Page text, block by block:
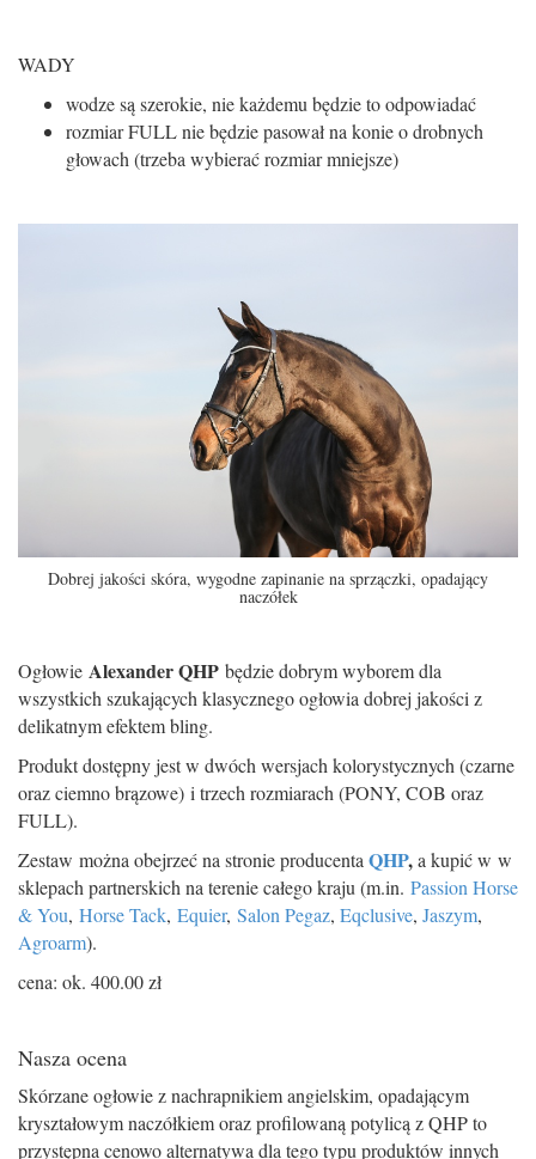
WADY
wodze są szerokie, nie każdemu będzie to odpowiadać
rozmiar FULL nie będzie pasował na konie o drobnych
głowach (trzeba wybierać rozmiar mniejsze)
Dobrej jakości skóra, wygodne zapinanie na sprzączki, opadający
naczółek
Ogłowie Alexander QHP będzie dobrym wyborem dla
wszystkich szukających klasycznego ogłowia dobrej jakości z
delikatnym efektem bling.
Produkt dostępny jest w dwóch wersjach kolorystycznych (czarne
oraz ciemno brązowe) i trzech rozmiarach (PONY, COB oraz
FULL).
Zestaw można obejrzeć na stronie producenta QHP,a kupić w w
sklepach partnerskich na terenie całego kraju (m.in. Passion Horse
& You, Horse Tack, Equier, Salon Pegaz, Eqclusive, Jaszym,
Agroarm).
cena: ok. 400.00 zł
Nasza ocena
Skórzane ogłowie z nachrapnikiem angielskim, opadającym
kryształowym naczółkiem oraz profilowaną potylicą z QHP to
przystępna cenowo alternatywa dla tego typu produktów innych